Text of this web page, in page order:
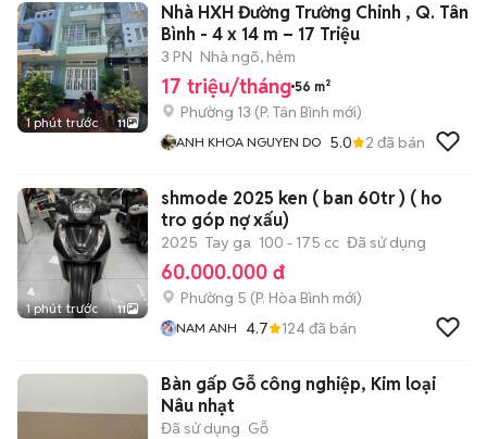
1 phút trước 11
Nhà HXH Đường Trường Chinh , Q. Tân
Bình - 4 x 14 m – 17 Triệu
3 PN Nhà ngõ, hẻm
17 triệu/tháng 56 m²
Phường 13 (P. Tân Bình mới)
ANH KHOA NGUYEN DO 5.0 2 đã bán
1 phút trước 11
shmode 2025 ken ( ban 60tr ) ( ho
tro góp nợ xấu)
2025 Tay ga 100 - 175 cc Đã sử dụng
60.000.000 đ
Phường 5 (P. Hòa Bình mới)
NAM ANH 4.7 124đã bán
Bàn gấp Gỗ công nghiệp, Kim loại
Nâu nhạt
Đã sử dụng Gỗ